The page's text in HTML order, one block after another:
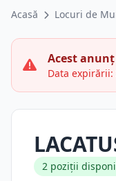
Acasă Locuri de
Acest
Data expirării:
2 poziții